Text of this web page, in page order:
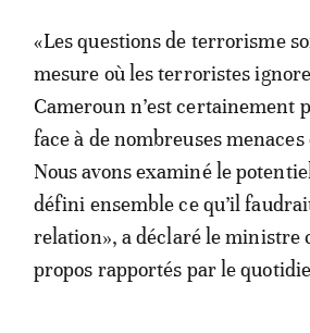
«Les questions de terrorisme
mesure où les terroristes
Cameroun n’est certainement
face à de nombreuses
Nous avons examiné le
défini ensemble ce qu’il
relation», a déclaré le ministre
propos rapportés par le